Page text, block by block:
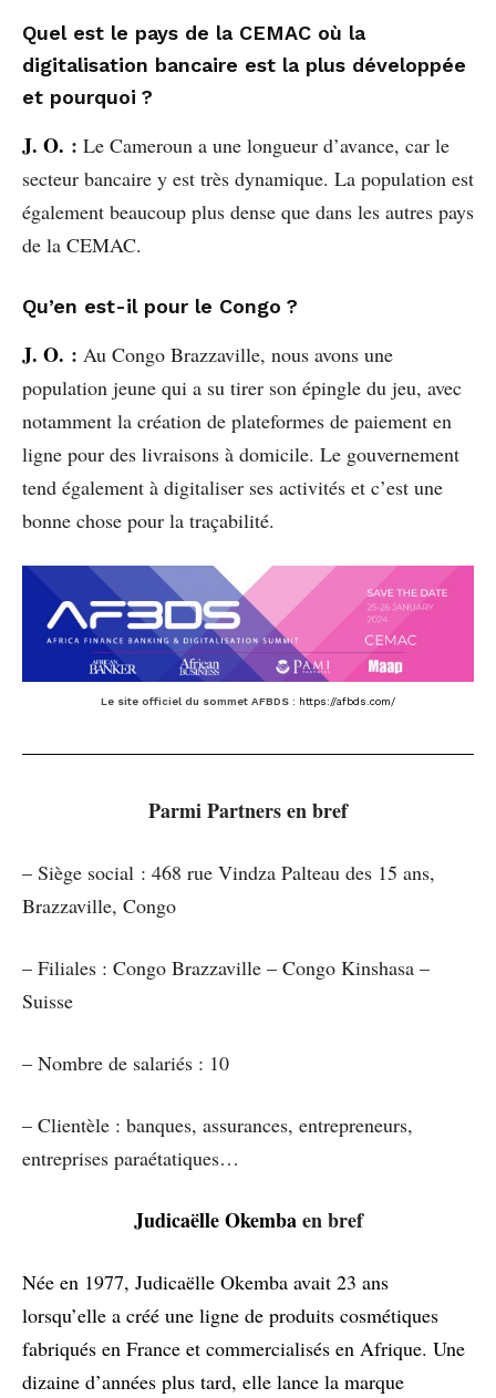
Quel est le pays de la CEMAC où la
digitalisation bancaire est la plus développée
et pourquoi ?
J. O. : Le Cameroun a une longueur d’avance, car le
secteur bancaire y est très dynamique. La population est
également beaucoup plus dense que dans les autres pays
de la CEMAC.
Qu’en est-il pour le Congo ?
J. O. : Au Congo Brazzaville, nous avons une
population jeune qui a su tirer son épingle du jeu, avec
notamment la création de plateformes de paiement en
ligne pour des livraisons à domicile. Le gouvernement
tend également à digitaliser ses activités et c’est une
bonne chose pour la traçabilité.
Le site officiel du sommet AFBDS : https://afbds.com/
Parmi Partners en bref
– Siège social : 468 rue Vindza Palteau des 15 ans,
Brazzaville, Congo
– Filiales : Congo Brazzaville – Congo Kinshasa –
Suisse
– Nombre de salariés : 10
– Clientèle : banques, assurances, entrepreneurs,
entreprises paraétatiques…
Judicaëlle Okembaen bref
Née en 1977, Judicaëlle Okemba avait 23 ans
lorsqu’elle a créé une ligne de produits cosmétiques
fabriqués en France et commercialisés en Afrique. Une
dizaine d’années plus tard, elle lance la marque